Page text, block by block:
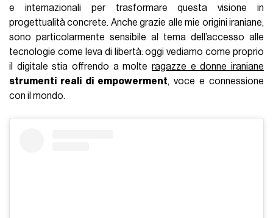
e internazionali per trasformare questa visione in
progettualità concrete. Anche grazie alle mie origini iraniane,
sono particolarmente sensibile al tema dell’accesso alle
tecnologie come leva di libertà: oggi vediamo come proprio
il digitale stia offrendo a molte ragazze e donne iraniane
strumenti reali di empowerment, voce e connessione
con il mondo.